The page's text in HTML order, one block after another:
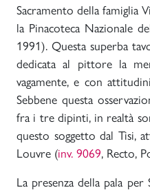
Sacramento della famiglia
la Pinacoteca Nazionale
1991). Questa superba
dedicata al pittore la
vagamente, e con
Sebbene questa
fra i tre dipinti, in realtà
questo soggetto dal Tisi,
Louvre (inv. 9069, Recto,
La presenza della pala